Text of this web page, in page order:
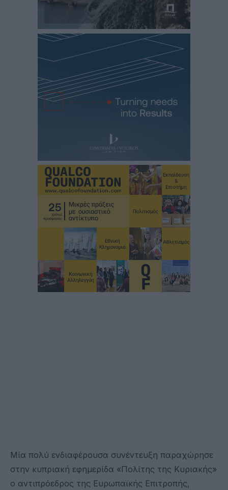
Μία πολύ ενδιαφέρουσα συνέντευξη παραχώρησε
στην κυπριακή εφημερίδα «Πολίτης της Κυριακής»
ο αντιπρόεδρος της Ευρωπαϊκής Επιτροπής,